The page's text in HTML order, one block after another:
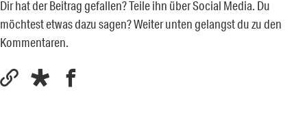
Dir hat der Beitrag gefallen? Teile ihn über Social Media. Du
möchtest etwas dazu sagen? Weiter unten gelangst du zu den
Kommentaren.